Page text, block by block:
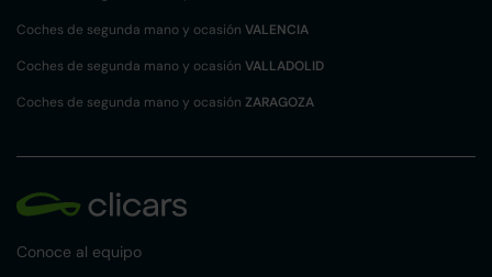
Coches de segunda mano y ocasión VALENCIA
Coches de segunda mano y ocasión VALLADOLID
Coches de segunda mano y ocasión ZARAGOZA
Conoce al equipo